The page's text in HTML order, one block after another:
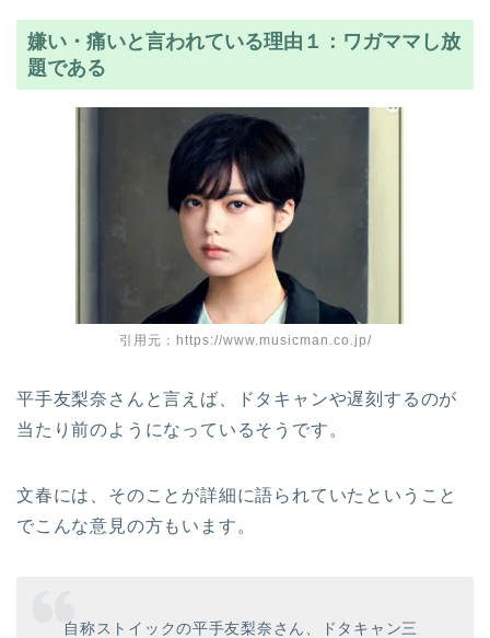
嫌い・痛いと言われている理由１：ワガママし放
題である
引用元：https://www.musicman.co.jp/
平手友梨奈さんと言えば、ドタキャンや遅刻するのが
当たり前のようになっているそうです。
文春には、そのことが詳細に語られていたということ
でこんな意見の方もいます。
自称ストイックの平手友梨奈さん、ドタキャン三